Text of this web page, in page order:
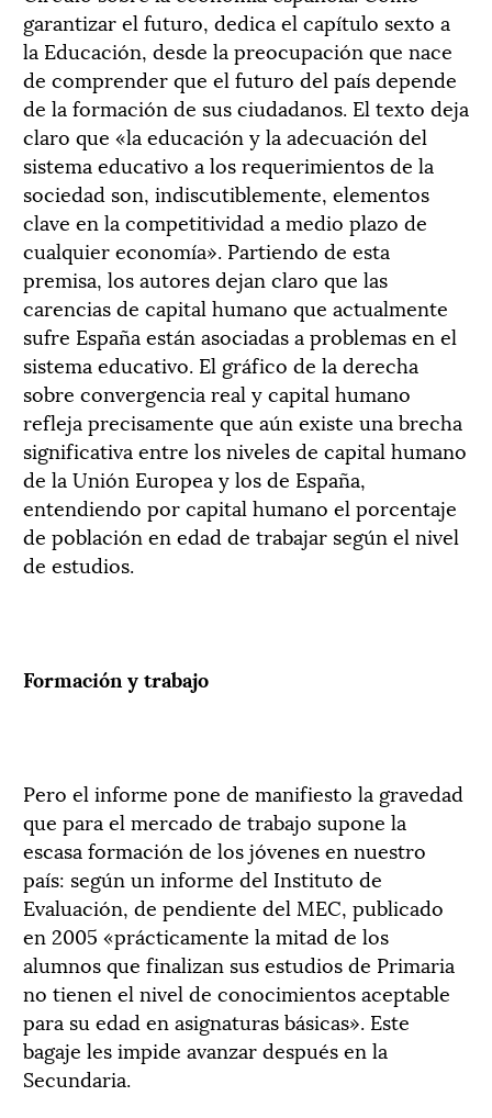
garantizar el futuro, dedica el capítulo sexto a
la Educación, desde la preocupación que nace
de comprender que el futuro del país depende
de la formación de sus ciudadanos. El texto deja
claro que «la educación y la adecuación del
sistema educativo a los requerimientos de la
sociedad son, indiscutiblemente, elementos
clave en la competitividad a medio plazo de
cualquier economía». Partiendo de esta
premisa, los autores dejan claro que las
carencias de capital humano que actualmente
sufre España están asociadas a problemas en el
sistema educativo. El gráfico de la derecha
sobre convergencia real y capital humano
refleja precisamente que aún existe una brecha
significativa entre los niveles de capital humano
de la Unión Europea y los de España,
entendiendo por capital humano el porcentaje
de población en edad de trabajar según el nivel
de estudios.
Formación y trabajo
Pero el informe pone de manifiesto la gravedad
que para el mercado de trabajo supone la
escasa formación de los jóvenes en nuestro
país: según un informe del Instituto de
Evaluación, de pendiente del MEC, publicado
en 2005 «prácticamente la mitad de los
alumnos que finalizan sus estudios de Primaria
no tienen el nivel de conocimientos aceptable
para su edad en asignaturas básicas». Este
bagaje les impide avanzar después en la
Secundaria.